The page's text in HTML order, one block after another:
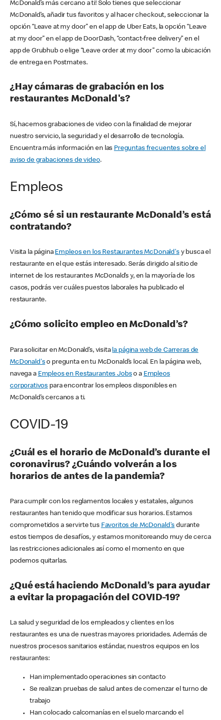
McDonald’s más cercano a ti! Solo tienes que seleccionar
McDonald’s, añadir tus favoritos y al hacer checkout, seleccionar la
opción “Leave at my door” en el app de Uber Eats, la opción “Leave
at my door” en el app de DoorDash, “contact-free delivery” en el
app de Grubhub o elige “Leave order at my door” como la ubicación
de entrega en Postmates.
¿Hay cámaras de grabación en los
restaurantes McDonald's?
Sí, hacemos grabaciones de video con la finalidad de mejorar
nuestro servicio, la seguridad y el desarrollo de tecnología.
Encuentra más información en las Preguntas frecuentes sobre el
aviso de grabaciones de video.
Empleos
¿Cómo sé si un restaurante McDonald’s está
contratando?
Visita la página Empleos en los Restaurantes McDonald'sy busca el
restaurante en el que estás interesado. Serás dirigido al sitio de
internet de los restaurantes McDonald’s y, en la mayoría de los
casos, podrás ver cuáles puestos laborales ha publicado el
restaurante.
¿Cómo solicito empleo en McDonald’s?
Para solicitar en McDonald’s, visita la página web de Carreras de
McDonald'so pregunta en tu McDonald’s local. En la página web,
navega a Empleos en Restaurantes Jobso a Empleos
corporativos para encontrar los empleos disponibles en
McDonald’s cercanos a ti.
COVID-19
¿Cuál es el horario de McDonald’s durante el
coronavirus? ¿Cuándo volverán a los
horarios de antes de la pandemia?
Para cumplir con los reglamentos locales y estatales, algunos
restaurantes han tenido que modificar sus horarios. Estamos
comprometidos a servirte tus Favoritos de McDonald's durante
estos tiempos de desafíos, y estamos monitoreando muy de cerca
las restricciones adicionales así como el momento en que
podemos quitarlas.
¿Qué está haciendo McDonald’s para ayudar
a evitar la propagación del COVID-19?
La salud y seguridad de los empleados y clientes en los
restaurantes es una de nuestras mayores prioridades. Además de
nuestros procesos sanitarios estándar, nuestros equipos en los
restaurantes:
Han implementado operaciones sin contacto
Se realizan pruebas de salud antes de comenzar el turno de
trabajo
Han colocado calcomanías en el suelo marcando el